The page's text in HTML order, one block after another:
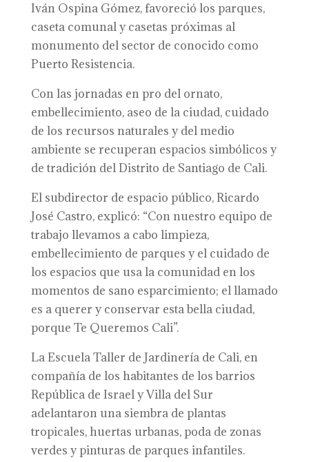
Iván Ospina Gómez, favoreció los parques,
caseta comunal y casetas próximas al
monumento del sector de conocido como
Puerto Resistencia.
Con las jornadas en pro del ornato,
embellecimiento, aseo de la ciudad, cuidado
de los recursos naturales y del medio
ambiente se recuperan espacios simbólicos y
de tradición del Distrito de Santiago de Cali.
El subdirector de espacio público, Ricardo
José Castro, explicó: “Con nuestro equipo de
trabajo llevamos a cabo limpieza,
embellecimiento de parques y el cuidado de
los espacios que usa la comunidad en los
momentos de sano esparcimiento; el llamado
es a querer y conservar esta bella ciudad,
porque Te Queremos Cali”.
La Escuela Taller de Jardinería de Cali, en
compañía de los habitantes de los barrios
República de Israel y Villa del Sur
adelantaron una siembra de plantas
tropicales, huertas urbanas, poda de zonas
verdes y pinturas de parques infantiles.